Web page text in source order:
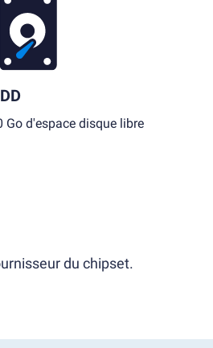
Go d'espace disque libre
du chipset.